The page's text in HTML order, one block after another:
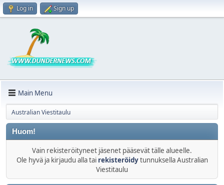
Log in Sign up
Main Menu
Australian Viestitaulu
Huom!
Vain rekisteröityneet jäsenet pääsevät tälle alueelle.
Ole hyvä ja kirjaudu alla tai rekisteröidytunnuksella Australian
Viestitaulu